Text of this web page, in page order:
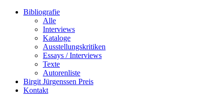
Bibliografie
Alle
Interviews
Kataloge
Ausstellungskritiken
Essays / Interviews
Texte
Autorenliste
Birgit Jürgenssen Preis
Kontakt